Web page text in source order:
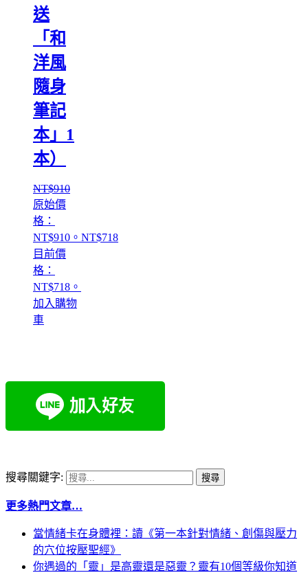
送
「和
洋風
隨身
筆記
本」1
本）
NT$910
原始價
格：
NT$910。 NT$718
目前價
格：
NT$718。
加入購物
車
搜尋關鍵字:
更多熱門文章…
當情緒卡在身體裡：讀《第一本針對情緒、創傷與壓力
的穴位按壓聖經》
你遇過的「靈」是高靈還是惡靈？靈有10個等級你知道